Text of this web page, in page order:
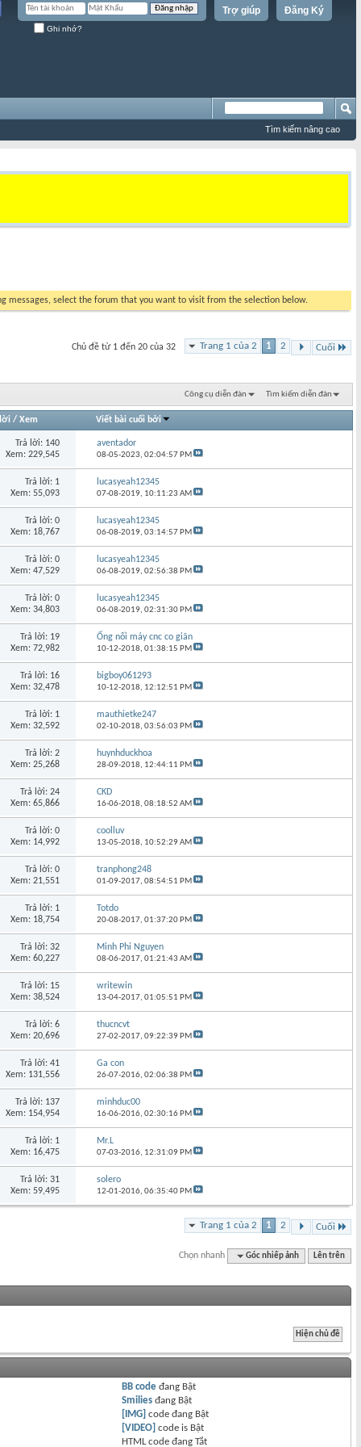
Đăng Ký
Trợ giúp
Ghi nhớ?
Tìm kiếm nâng cao
messages, select the forum that you want to visit from the selection below.
Trang 1 của 2 1 2 Cuối
Chủ đề từ 1 đến 20 của 32
Công cụ diễn đàn Tìm kiếm diễn đàn
/ Xem Viết bài cuối bởi
Trả lời: 140
Xem: 229,545
aventador
08-05-2023,02:04:57 PM
Trả lời: 1
Xem: 55,093
lucasyeah12345
07-08-2019, 10:11:23 AM
Trả lời: 0
Xem: 18,767
lucasyeah12345
06-08-2019,03:14:57 PM
Trả lời: 0
Xem: 47,529
lucasyeah12345
06-08-2019,02:56:38 PM
Trả lời: 0
Xem: 34,803
lucasyeah12345
06-08-2019,02:31:30 PM
Trả lời: 19
Xem: 72,982
Ống nối máy cnc co giãn
10-12-2018,01:38:15 PM
Trả lời: 16
Xem: 32,478
bigboy061293
10-12-2018, 12:12:51 PM
Trả lời: 1
Xem: 32,592
mauthietke247
02-10-2018,03:56:03 PM
Trả lời: 2
Xem: 25,268
huynhduckhoa
28-09-2018, 12:44:11 PM
Trả lời: 24
Xem: 65,866
CKD
16-06-2018,08:18:52 AM
Trả lời: 0
Xem: 14,992
coolluv
13-05-2018, 10:52:29 AM
Trả lời: 0
Xem: 21,551
tranphong248
01-09-2017,08:54:51 PM
Trả lời: 1
Xem: 18,754
Totdo
20-08-2017,01:37:20 PM
Trả lời: 32
Xem: 60,227
Minh Phi Nguyen
08-06-2017,01:21:43 AM
Trả lời: 15
Xem: 38,524
writewin
13-04-2017,01:05:51 PM
Trả lời: 6
Xem: 20,696
thucncvt
27-02-2017,09:22:39 PM
Trả lời: 41
Xem: 131,556
Ga con
26-07-2016,02:06:38 PM
Trả lời: 137
Xem: 154,954
minhduc00
16-06-2016,02:30:16 PM
Trả lời: 1
Xem: 16,475
Mr.L
07-03-2016, 12:31:09 PM
Trả lời: 31
Xem: 59,495
solero
12-01-2016,06:35:40 PM
Trang 1 của 2 1 2 Cuối
Chọn nhanh Góc nhiếp ảnh Lên trên
BB code đang Bật
Smilies đang Bật
[IMG] code đang Bật
[VIDEO] code is Bật
HTML code đangTắt